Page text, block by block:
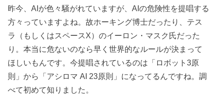
昨今、AIが色々騒がれていますが、AIの危険性を提唱する
方々っていますよね。故ホーキング博士だったり、テス
ラ（もしくはスペースX）のイーロン・マスク氏だった
り。本当に危ないのなら早く世界的なルールが決まって
ほしいもんです。今提唱されているのは「ロボット3原
則」から「アシロマ AI 23原則」になってるんですね。調
べて初めて知りました。